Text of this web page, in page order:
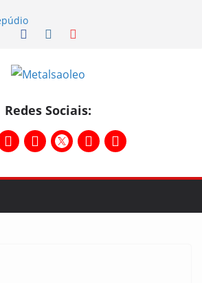
da CNM/CUT debate indústria e
parceira do Sindicato
na Taurus – Campanha salarial
na Taurus fortalece campanha
a força da categoria que exige
Redes Sociais: